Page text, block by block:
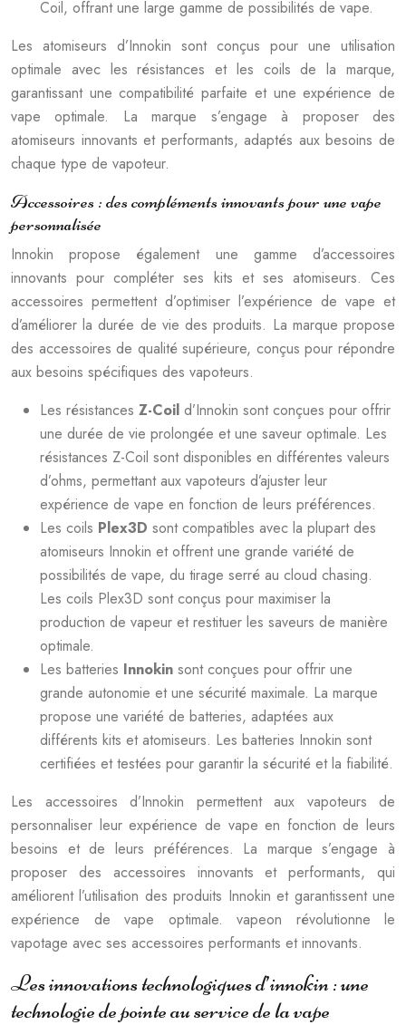
Coil, offrant une large gamme de possibilités de vape.
Les atomiseurs d’Innokin sont conçus pour une utilisation
optimale avec les résistances et les coils de la marque,
garantissant une compatibilité parfaite et une expérience de
vape optimale. La marque s’engage à proposer des
atomiseurs innovants et performants, adaptés aux besoins de
chaque type de vapoteur.
Accessoires : des compléments innovants pour une vape
personnalisée
Innokin propose également une gamme d’accessoires
innovants pour compléter ses kits et ses atomiseurs. Ces
accessoires permettent d’optimiser l’expérience de vape et
d’améliorer la durée de vie des produits. La marque propose
des accessoires de qualité supérieure, conçus pour répondre
aux besoins spécifiques des vapoteurs.
Les résistances Z-Coil d’Innokin sont conçues pour offrir
une durée de vie prolongée et une saveur optimale. Les
résistances Z-Coil sont disponibles en différentes valeurs
d’ohms, permettant aux vapoteurs d’ajuster leur
expérience de vape en fonction de leurs préférences.
Les coils Plex3D sont compatibles avec la plupart des
atomiseurs Innokin et offrent une grande variété de
possibilités de vape, du tirage serré au cloud chasing.
Les coils Plex3D sont conçus pour maximiser la
production de vapeur et restituer les saveurs de manière
optimale.
Les batteries Innokin sont conçues pour offrir une
grande autonomie et une sécurité maximale. La marque
propose une variété de batteries, adaptées aux
différents kits et atomiseurs. Les batteries Innokin sont
certifiées et testées pour garantir la sécurité et la fiabilité.
Les accessoires d’Innokin permettent aux vapoteurs de
personnaliser leur expérience de vape en fonction de leurs
besoins et de leurs préférences. La marque s’engage à
proposer des accessoires innovants et performants, qui
améliorent l’utilisation des produits Innokin et garantissent une
expérience de vape optimale. vapeon révolutionne le
vapotage avec ses accessoires performants et innovants.
Les innovations technologiques d’innokin : une
technologie de pointe au service de la vape